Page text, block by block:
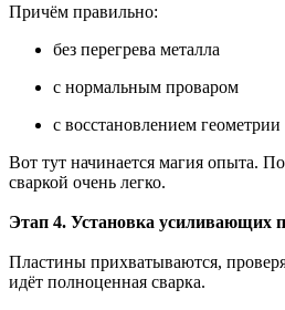
Причём правильно:
без перегрева металла
с нормальным проваром
с восстановлением геометрии
Вот тут начинается магия опыта.
сваркой очень легко.
Этап 4. Установка усиливающих
Пластины прихватываются,
идёт полноценная сварка.